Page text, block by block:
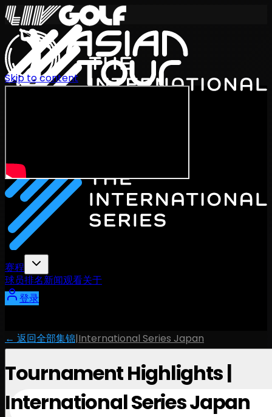
赛程
球员排名新闻观看关于
登录
Skip to content
← 返回全部集锦|International Series Japan
Tournament Highlights |
International Series Japan